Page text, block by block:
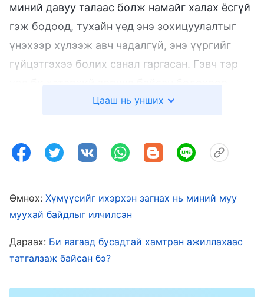
миний давуу талаас болж намайг халах ёсгүй
гэж бодоод, тухайн үед энэ зохицуулалтыг
үнэхээр хүлээж авч чадалгүй, энэ үүргийг
гүйцэтгэхээ болих санал гаргасан. Гэвч тэр
өөрийгөө эргэцүүлэхээ мэдээгүй.
томилогдсон. Удалгүй би дахин бүлгийн
нөхөрлөл заримдаа дутуу байдаг, заримдаа
шийддэггүйг нь хараад би эгчийг дорд үзэж,
“Эгч үнэхээр энэ үүрэгт тохирох уу? Бүлгийн
удирдагчийн хувьд эгч шинээр ирэгсдийн
Цааш нь унших
Өмнөх: Хүмүүсийг ихэрхэн загнах нь миний муу
муухай байдлыг илчилсэн
Дараах: Би яагаад бусадтай хамтран ажиллахаас
татгалзаж байсан бэ?